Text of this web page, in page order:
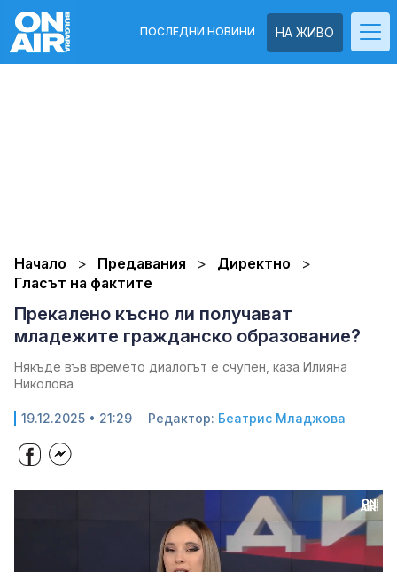
НА ЖИВО
ПОСЛЕДНИ НОВИНИ
Начало Предавания
Директно
Гласът на фактите
Прекалено късно ли получават
младежите гражданско образование?
Някъде във времето диалогът е счупен, каза Илияна
Николова
19.12.2025 • 21:29 Редактор: Беатрис Младжова